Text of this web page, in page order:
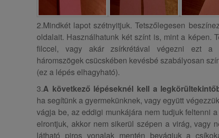
2.Mindkét lapot szétnyitjuk. Tetszőlegesen
oldalait. Használhatunk két színt is, mint a képen.
filccel, vagy akár zsírkrétával végezni ezt a
háromszögek csücskében kevésbé szabályosan
(ez a lépés elhagyható).
3.A következő lépéseknél kell a
ha segítünk a gyermekünknek, vagy együtt
vágja be, az eddigi munkájára nem tudjuk feltenni a
elrontjuk, akkor nem sikerül szépen a virág, vagy
látható piros vonalak mentén bevágjuk a